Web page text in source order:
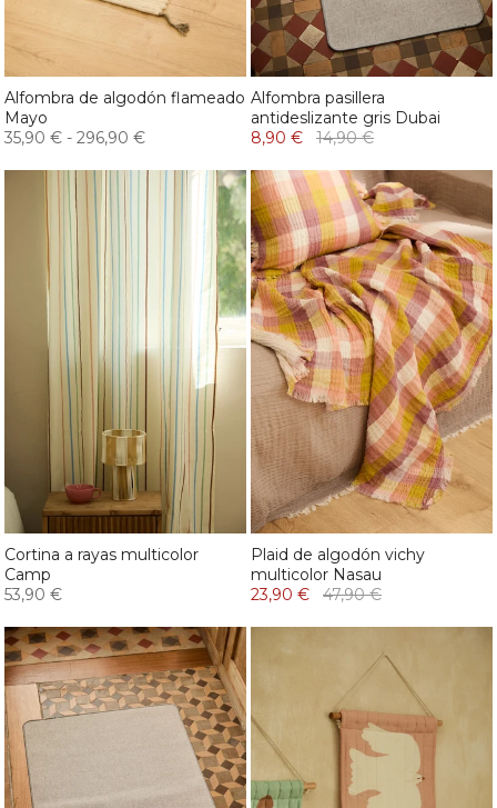
Alfombra de algodón flameado
Mayo
35,90 € - 296,90 €
Alfombra pasillera
antideslizante gris Dubai
8,90 €
14,90 €
Cortina a rayas multicolor
Camp
53,90 €
Plaid de algodón vichy
multicolor Nasau
23,90 €
47,90 €